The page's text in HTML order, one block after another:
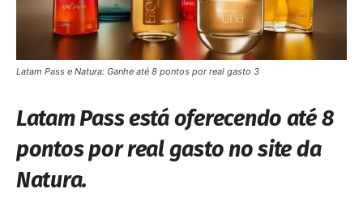
Latam Pass e Natura: Ganhe até 8 pontos por real gasto 3
Latam Pass está oferecendo até 8
pontos por real gasto no site da
Natura.